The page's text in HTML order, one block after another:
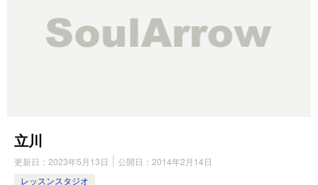
立川
更新日： 2023年5月13日 公開日： 2014年2月14日
レッスンスタジオ